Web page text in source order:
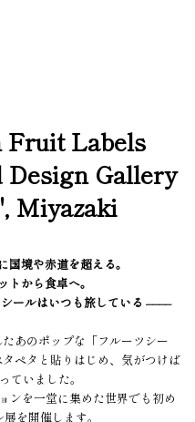
Fruit Labels
Gallery
Miyazaki
境や赤道を超える。
トから食卓へ。
ールはいつも旅している ––––
あのポップな「フルーツシー
ペタと貼りはじめ、気がつけば
ていました。
ンを一堂に集めた世界でも初め
を開催します。